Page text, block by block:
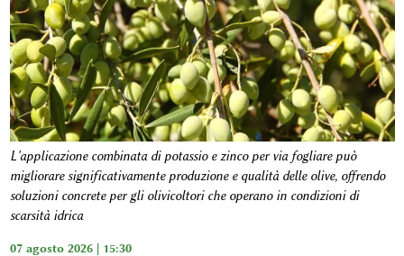
L'applicazione combinata di potassio e zinco per via fogliare può
migliorare significativamente produzione e qualità delle olive, offrendo
soluzioni concrete per gli olivicoltori che operano in condizioni di
scarsità idrica
07 agosto 2026 | 15:30